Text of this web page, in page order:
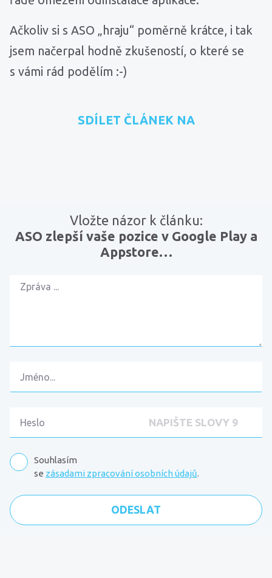
Ačkoliv si s ASO „hraju“ poměrně krátce, i tak
jsem načerpal hodně zkušeností, o které se
s vámi rád podělím :-)
SDÍLET ČLÁNEK NA
Vložte názor k článku:
ASO zlepší vaše pozice v Google Play a
Appstore…
Souhlasím
se zásadami zpracování osobních údajů.